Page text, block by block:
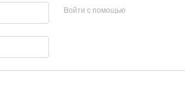
Войти с помощью